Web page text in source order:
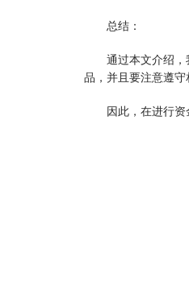
总结：
通过本文介绍
品，并且要注意遵
因此，在进行资